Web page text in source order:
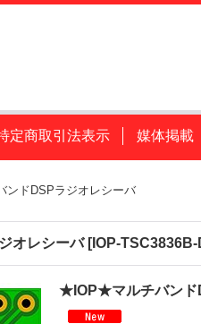
定商取引法表示 媒体掲載
ドDSPラジオレシーバ
オレシーバ [IOP-TSC3836B-
★IOP★マルチバンド